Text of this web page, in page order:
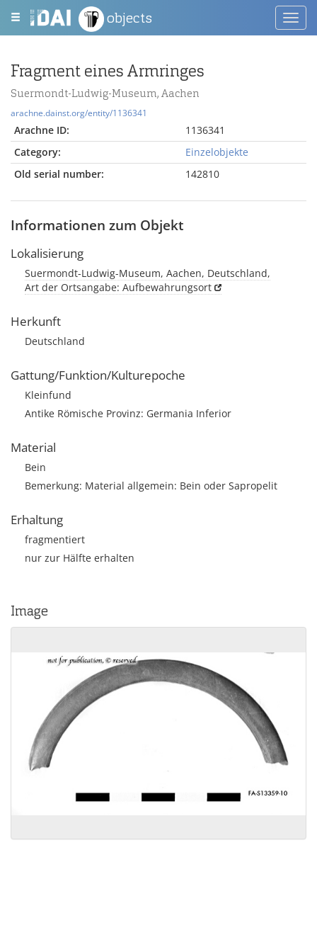
objects
Fragment eines Armringes
Suermondt-Ludwig-Museum, Aachen
arachne.dainst.org/entity/1136341
Arachne ID:
1136341
Category:
Einzelobjekte
Old serial number:
142810
Informationen zum Objekt
Lokalisierung
Suermondt-Ludwig-Museum, Aachen, Deutschland,
Art der Ortsangabe: Aufbewahrungsort
Herkunft
Deutschland
Gattung/Funktion/Kulturepoche
Kleinfund
Antike Römische Provinz: Germania Inferior
Material
Bein
Bemerkung: Material allgemein: Bein oder Sapropelit
Erhaltung
fragmentiert
nur zur Hälfte erhalten
Image